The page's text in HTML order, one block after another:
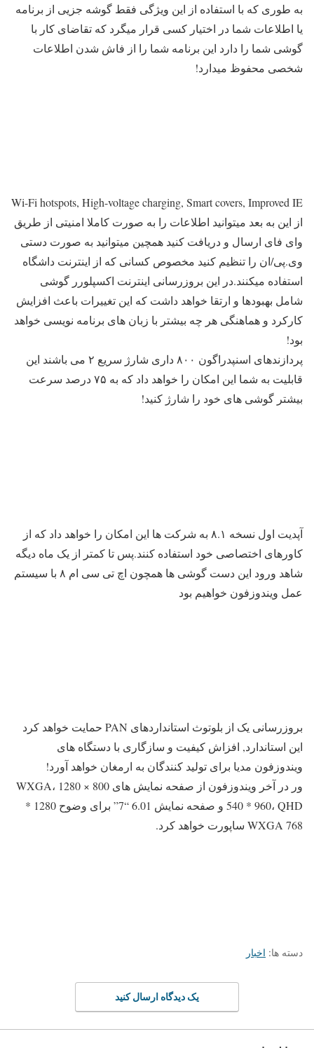
به طوری که با استفاده از این ویژگی فقط گوشه جزیی از برنامه
یا اطلاعات شما در اختیار کسی قرار میگرد که تقاضای کار با
گوشی شما را دارد این برنامه شما را از فاش شدن اطلاعات
شخصی محفوظ میدارد!
Wi-Fi hotspots, High-voltage charging, Smart covers, Improved IE
از این به بعد میتوانید اطلاعات را به صورت کاملا امنیتی از طریق
وای فای ارسال و دریافت کنید همچین میتوانید به صورت دستی
وی.پی/ان را تنظیم کنید مخصوص کسانی که از اینترنت داشگاه
استفاده میکنند.در این بروزرسانی اینترنت اکسپلورر گوشی
شامل بهبودها و ارتقا خواهد داشت که این تغییرات باعث افزایش
کارکرد و هماهنگی هر چه بیشتر با زبان های برنامه نویسی خواهد
بود!
پردازندهای اسنپدراگون ۸۰۰ داری شارژ سریع ۲ می باشند این
قابلیت به شما این امکان را خواهد داد که به ۷۵ درصد سرعت
بیشتر گوشی های خود را شارژ کنید!
آپدیت اول نسخه ۸.۱ به شرکت ها این امکان را خواهد داد که از
کاورهای اختصاصی خود استفاده کنند.پس تا کمتر از یک ماه دیگه
شاهد ورود این دست گوشی ها همچون اچ تی سی ام ۸ با سیستم
عمل ویندوزفون خواهیم بود
بروزرسانی یک از بلوتوث استانداردهای PAN حمایت خواهد کرد
این استاندارد, افزاش کیفیت و سازگاری با دستگاه های
ویندوزفون مدیا برای تولید کنندگان به ارمغان خواهد آورد!
ور در آخر ویندوزفون از صفحه نمایش های 800 × 1280 WXGA،
540 * 960، QHD و صفحه نمایش 6.01 “7” برای وضوح 1280 *
768 WXGA ساپورت خواهد کرد.
دسته ها: اخبار
یک دیدگاه ارسال کنید